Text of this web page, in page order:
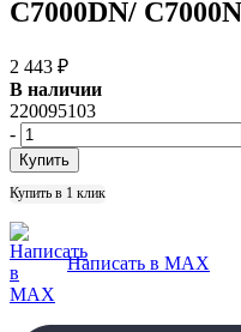
C7000DN/
2 443 ₽
В наличии
220095103
-
Купить в 1 клик
Написать в MAX